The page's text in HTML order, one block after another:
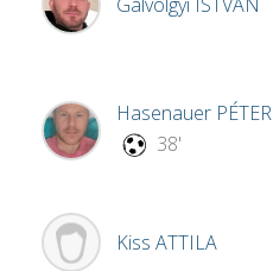
Hasenauer PÉTER
38'
Kiss ATTILA